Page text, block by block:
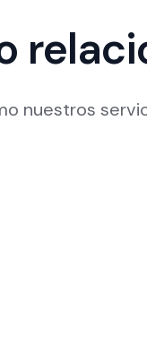
nuestros